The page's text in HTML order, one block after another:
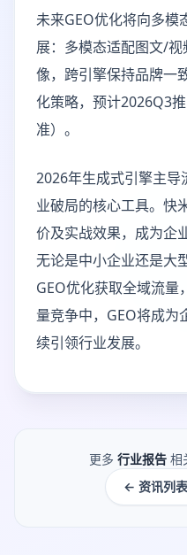
未来GEO优化将向多模
展：多模态适配图文/
像，跨引擎保持品牌一
化策略，预计2026Q3
准）。
2026年生成式引擎主导
业破局的核心工具。快
价及实战效果，成为企
无论是中小企业还是大
GEO优化获取全域流量
量竞争中，GEO将成为
续引领行业发展。
更多 行业报告 相
← 资讯列表